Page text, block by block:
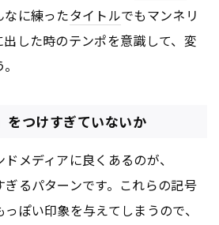
に練ったタイトルでもマンネリ
した時のテンポを意識して、変
をつけすぎていないか
メディアに良くあるのが、
ぎるパターンです。これらの記号
ぽい印象を与えてしまうので、